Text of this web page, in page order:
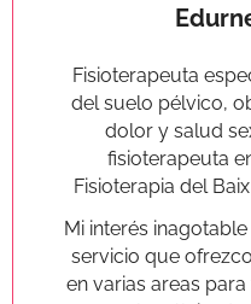
Fisioterapeuta
del suelo pélvico,
dolor y salud
fisioterapeuta
Fisioterapia del
Mi interés
servicio que
en varias areas